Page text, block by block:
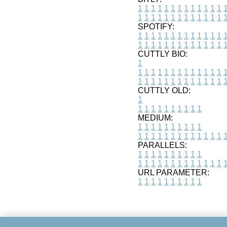
1 1 1 1 1 1 1 1 1 1 1 1 1 1
1 1 1 1 1 1 1 1 1 1 1 1 1 1
SPOTIFY:
1 1 1 1 1 1 1 1 1 1 1 1 1 1
1 1 1 1 1 1 1 1 1 1 1 1 1 1
CUTTLY BIO:
1
1 1 1 1 1 1 1 1 1 1 1 1 1 1
1 1 1 1 1 1 1 1 1 1 1 1 1 1
CUTTLY OLD:
1
1 1 1 1 1 1 1 1 1 1
MEDIUM:
1 1 1 1 1 1 1 1 1 1
1 1 1 1 1 1 1 1 1 1 1 1 1 1
PARALLELS:
1 1 1 1 1 1 1 1 1 1
1 1 1 1 1 1 1 1 1 1 1 1 1 1
URL PARAMETER:
1 1 1 1 1 1 1 1 1 1